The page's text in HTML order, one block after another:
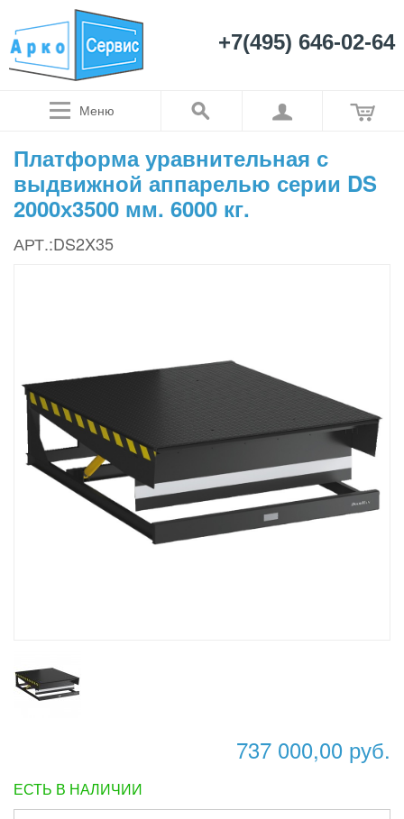
+7(495) 646-02-64
Меню
Платформа уравнительная с
выдвижной аппарелью серии DS
2000х3500 мм. 6000 кг.
АРТ.:DS2X35
737 000,00 руб.
ЕСТЬ В НАЛИЧИИ